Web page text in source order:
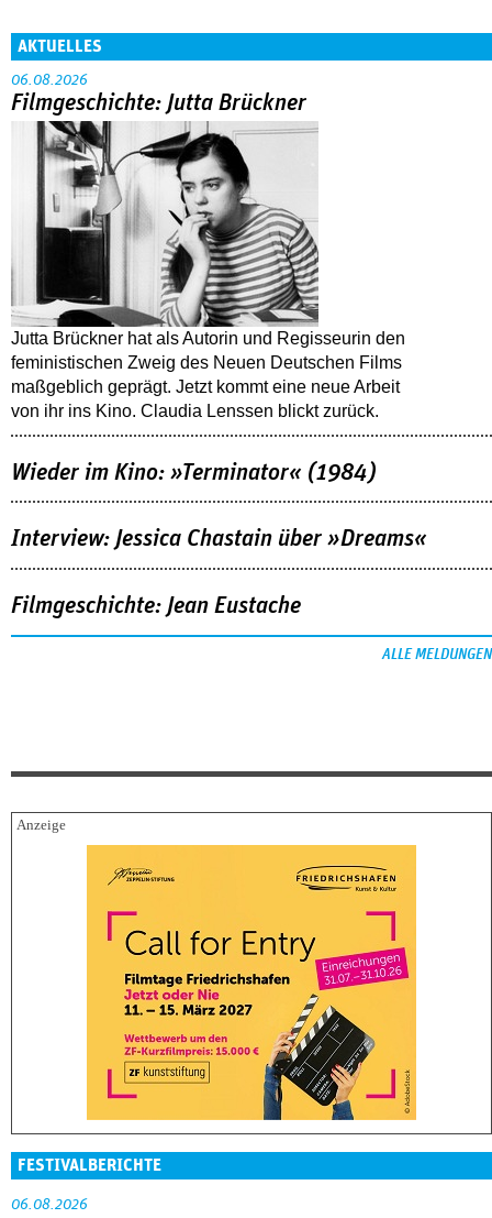
AKTUELLES
06.08.2026
Filmgeschichte: Jutta Brückner
Jutta Brückner hat als Autorin und Regisseurin den
feministischen Zweig des Neuen Deutschen Films
maßgeblich geprägt. Jetzt kommt eine neue Arbeit
von ihr ins Kino. Claudia Lenssen blickt zurück.
Wieder im Kino: »Terminator« (1984)
Interview: Jessica Chastain über »Dreams«
Filmgeschichte: Jean Eustache
ALLE MELDUNGEN
FESTIVALBERICHTE
06.08.2026